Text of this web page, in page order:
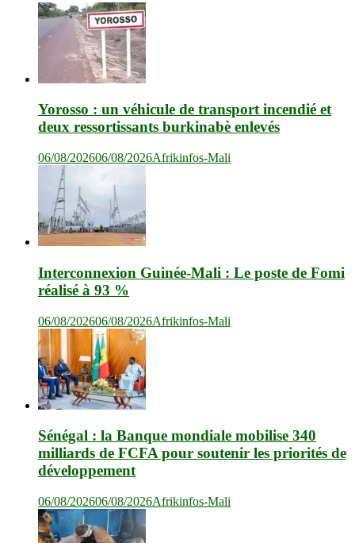
Yorosso : un véhicule de transport incendié et
deux ressortissants burkinabè enlevés
06/08/202606/08/2026Afrikinfos-Mali
Interconnexion Guinée-Mali : Le poste de Fomi
réalisé à 93 %
06/08/202606/08/2026Afrikinfos-Mali
Sénégal : la Banque mondiale mobilise 340
milliards de FCFA pour soutenir les priorités de
développement
06/08/202606/08/2026Afrikinfos-Mali